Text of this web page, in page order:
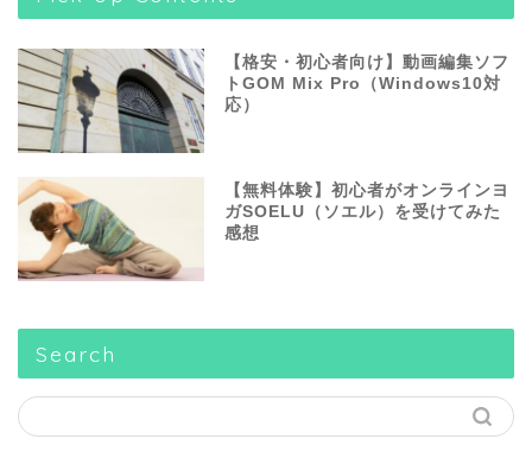
【格安・初心者向け】動画編集ソフ
トGOM Mix Pro（Windows10対
応）
【無料体験】初心者がオンラインヨ
ガSOELU（ソエル）を受けてみた
感想
Search